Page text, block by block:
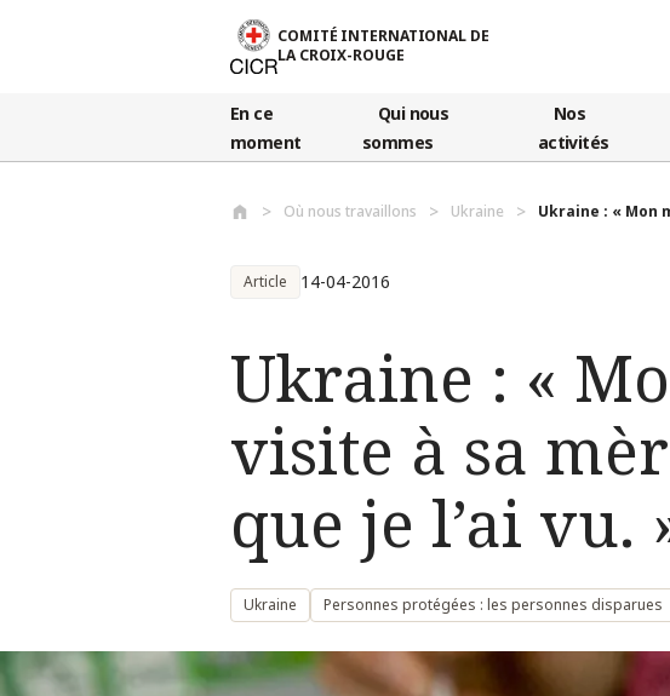
COMITÉ INTERNATIONAL DE
LA CROIX-ROUGE
En ce
moment
Qui nous
sommes
Nos
activités
Où nous travaillons Ukraine Ukraine : « Mon
Article 14-04-2016
Ukraine : «
visite à sa
que je l’ai vu.
Ukraine Personnes protégées : les personnes disparues